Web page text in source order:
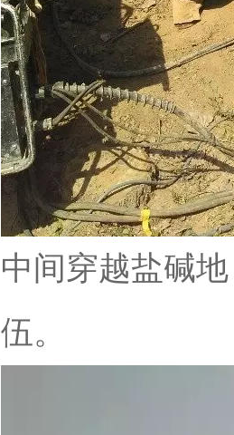
中间穿越盐碱
伍。